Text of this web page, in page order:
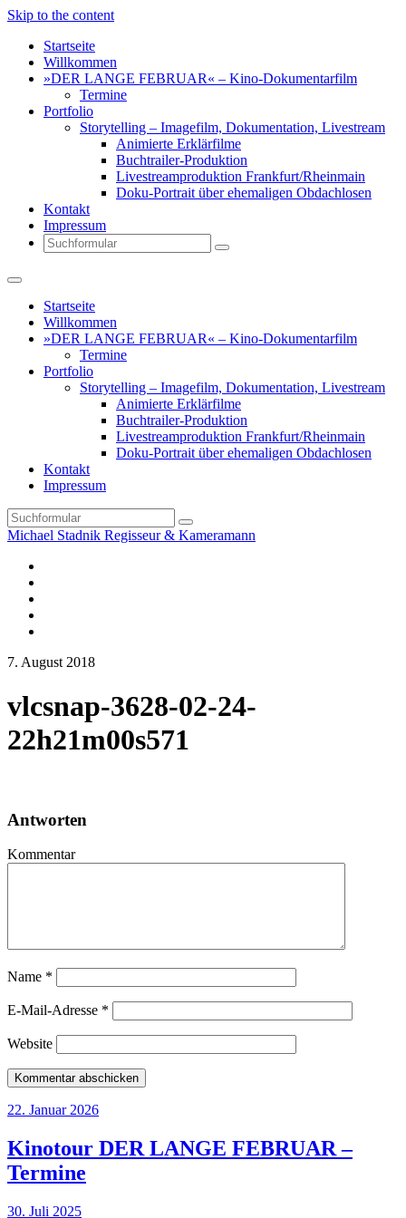
Skip to the content
Startseite
Willkommen
»DER LANGE FEBRUAR« – Kino-Dokumentarfilm
Termine
Portfolio
Storytelling – Imagefilm, Dokumentation, Livestream
Animierte Erklärfilme
Buchtrailer-Produktion
Livestreamproduktion Frankfurt/Rheinmain
Doku-Portrait über ehemaligen Obdachlosen
Kontakt
Impressum
Search
Startseite
Willkommen
»DER LANGE FEBRUAR« – Kino-Dokumentarfilm
Termine
Portfolio
Storytelling – Imagefilm, Dokumentation, Livestream
Animierte Erklärfilme
Buchtrailer-Produktion
Livestreamproduktion Frankfurt/Rheinmain
Doku-Portrait über ehemaligen Obdachlosen
Kontakt
Impressum
Search
Michael Stadnik Regisseur & Kameramann
7. August 2018
vlcsnap-3628-02-24-
22h21m00s571
Antworten
Kommentar
Name *
E-Mail-Adresse *
Website
22. Januar 2026
Kinotour DER LANGE FEBRUAR –
Termine
30. Juli 2025